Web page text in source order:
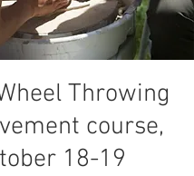
Throwing
course,
18-19